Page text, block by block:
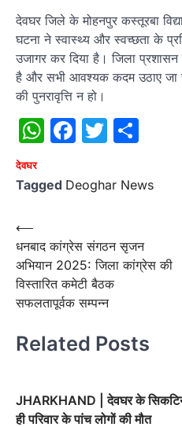
देवघर जिले के मोहनपुर कस्तूरबा
घटना ने स्वास्थ्य और स्वच्छता के
उजागर कर दिया है। जिला
है और सभी आवश्यक कदम उठाए जा
की पुनरावृत्ति न हो।
WhatsApp
Facebook
Twitter
देवघर
Tagged Deoghar News
Post
navigation
⟵
धनबाद कांग्रेस संगठन सृजन
अभियान 2025: जिला कांग्रेस की
विस्तारित कमेटी बैठक
सफलतापूर्वक सम्पन्न
Related Posts
JHARKHAND | देवघर के
ही परिवार के पांच लोगों की मौत